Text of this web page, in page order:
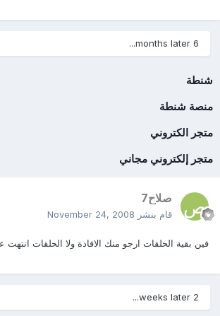
6 months later...
شنطة
منصة شنطة
متجر الكتروني
متجر إلكتروني مجاني
صلاح7
قام بنشر November 24, 2008
فين بقية الحلقات ارجو منك الافادة ولا الحلقات انتهت
2 weeks later...